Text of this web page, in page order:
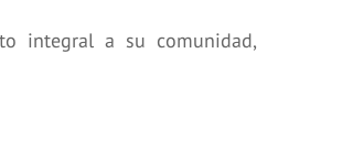
integral a su comunidad,